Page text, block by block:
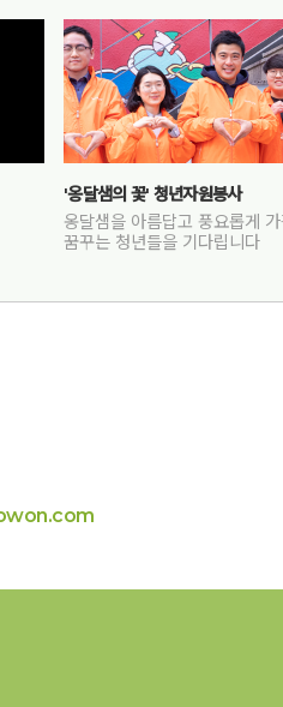
'옹달샘의 꽃' 청년자원봉사
옹달샘을 아름답고 풍요롭게
꿈꾸는 청년들을 기다립니다